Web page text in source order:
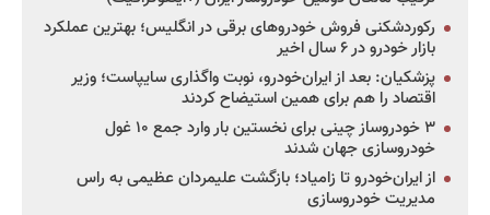
رکوردشکنی فروش خودروهای برقی در انگلیس؛ بهترین عملکرد
بازار خودرو در ۶ سال اخیر
پزشکیان: بعد از ایران‌خودرو، نوبت واگذاری سایپاست؛ وزیر
اقتصاد را هم برای همین استیضاح کردند
۳ خودروساز چینی برای نخستین بار وارد جمع ۱۰ غول
خودروسازی جهان شدند
از ایران‌خودرو تا زامیاد؛ بازگشت علیمردان عظیمی به راس
مدیریت خودروسازی